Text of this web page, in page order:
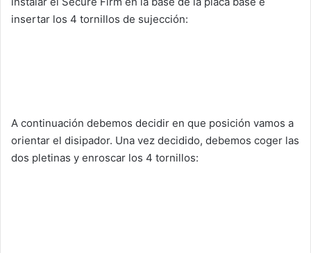
insertar los 4 tornillos de sujección:
A continuación debemos decidir en que posición vamos a
orientar el disipador. Una vez decidido, debemos coger las
dos pletinas y enroscar los 4 tornillos: